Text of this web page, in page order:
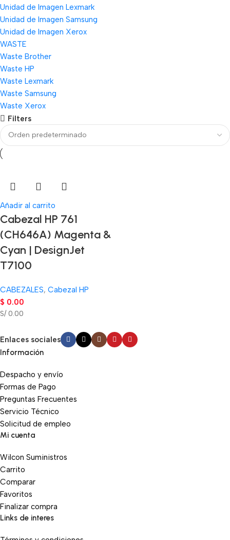
Unidad de Imagen Lexmark
Unidad de Imagen Samsung
Unidad de Imagen Xerox
WASTE
Waste Brother
Waste HP
Waste Lexmark
Waste Samsung
Waste Xerox
Filters
Añadir al carrito
Cabezal HP 761
(CH646A) Magenta &
Cyan | DesignJet
T7100
CABEZALES, Cabezal HP
$ 0.00
S/ 0.00
Enlaces sociales
Información
Despacho y envío
Formas de Pago
Preguntas Frecuentes
Servicio Técnico
Solicitud de empleo
Mi cuenta
Wilcon Suministros
Carrito
Comparar
Favoritos
Finalizar compra
Links de interes